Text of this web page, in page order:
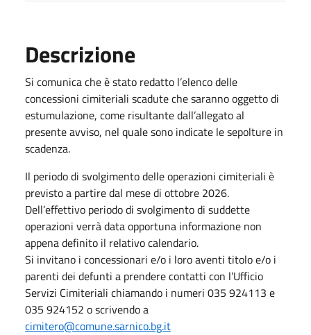
Descrizione
Si comunica che è stato redatto l’elenco delle
concessioni cimiteriali scadute che saranno oggetto di
estumulazione, come risultante dall’allegato al
presente avviso, nel quale sono indicate le sepolture in
scadenza.
Il periodo di svolgimento delle operazioni cimiteriali è
previsto a partire dal mese di ottobre 2026.
Dell’effettivo periodo di svolgimento di suddette
operazioni verrà data opportuna informazione non
appena definito il relativo calendario.
Si invitano i concessionari e/o i loro aventi titolo e/o i
parenti dei defunti a prendere contatti con l’Ufficio
Servizi Cimiteriali chiamando i numeri 035 924113 e
035 924152 o scrivendo a
cimitero@comune.sarnico.bg.it